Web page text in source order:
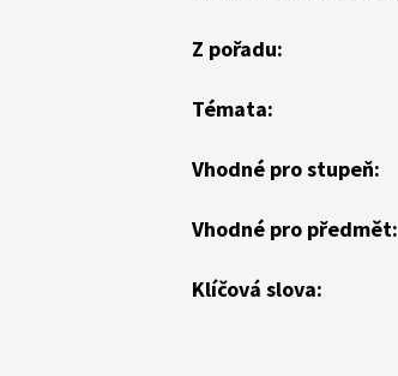
Z pořadu:
Témata:
Vhodné pro stupeň:
Vhodné pro předmět:
Klíčová slova: